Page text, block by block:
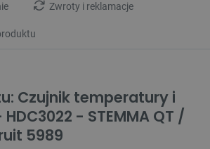
Zwroty i reklamacje
Czujnik temperatury i
- STEMMA QT /
5989